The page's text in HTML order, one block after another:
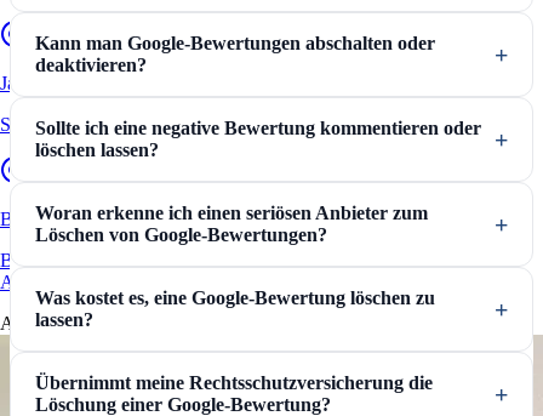
Jameda Bewertungen löschen
So können Ärzte eine negative Jameda Bewertung löschen lassen.
Bewertungen kaufen
Beratung zu illegalen und legalen Tricks von einem spezialisierten
Anwalt.
Aktuelles
Kann man Google-Bewertungen abschalten oder
deaktivieren?
Sollte ich eine negative Bewertung kommentieren oder
löschen lassen?
Woran erkenne ich einen seriösen Anbieter zum
Löschen von Google-Bewertungen?
Was kostet es, eine Google-Bewertung löschen zu
lassen?
Übernimmt meine Rechtsschutzversicherung die
Löschung einer Google-Bewertung?